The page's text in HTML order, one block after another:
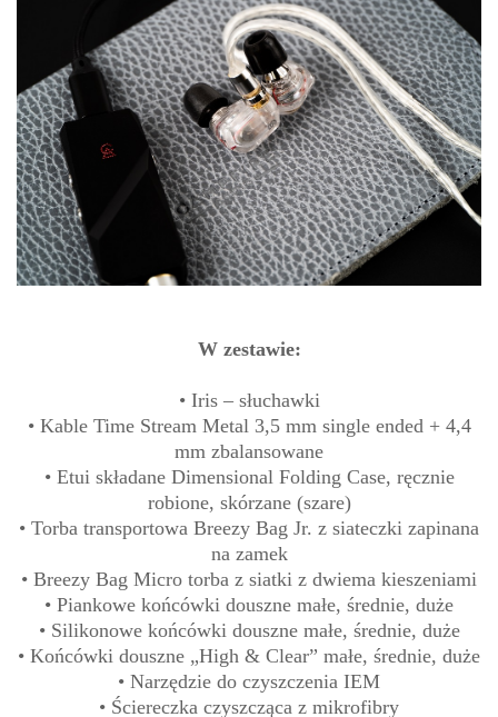
W zestawie:
• Iris – słuchawki
• Kable Time Stream Metal 3,5 mm single ended + 4,4
mm zbalansowane
• Etui składane Dimensional Folding Case, ręcznie
robione, skórzane (szare)
• Torba transportowa Breezy Bag Jr. z siateczki zapinana
na zamek
• Breezy Bag Micro torba z siatki z dwiema kieszeniami
• Piankowe końcówki douszne małe, średnie, duże
• Silikonowe końcówki douszne małe, średnie, duże
• Końcówki douszne „High & Clear” małe, średnie, duże
• Narzędzie do czyszczenia IEM
• Ściereczka czyszcząca z mikrofibry